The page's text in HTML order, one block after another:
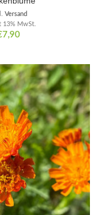
7,90
13% MwSt.
Versand